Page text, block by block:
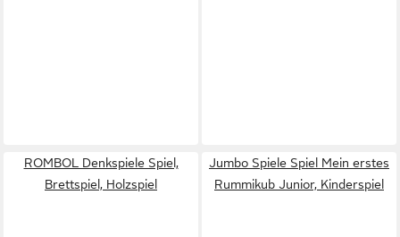
ROMBOL Denkspiele Spiel,
Brettspiel, Holzspiel
Jumbo Spiele Spiel Mein erstes
Rummikub Junior, Kinderspiel